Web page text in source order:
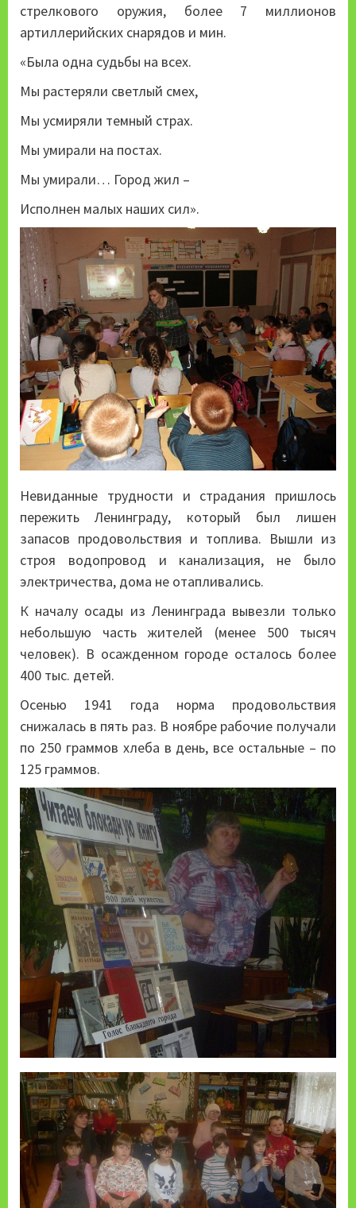
стрелкового оружия, более 7 миллионов
артиллерийских снарядов и мин.
«Была одна судьбы на всех.
Мы растеряли светлый смех,
Мы усмиряли темный страх.
Мы умирали на постах.
Мы умирали… Город жил –
Исполнен малых наших сил».
Невиданные трудности и страдания пришлось
пережить Ленинграду, который был лишен
запасов продовольствия и топлива. Вышли из
строя водопровод и канализация, не было
электричества, дома не отапливались.
К началу осады из Ленинграда вывезли только
небольшую часть жителей (менее 500 тысяч
человек). В осажденном городе осталось более
400 тыс. детей.
Осенью 1941 года норма продовольствия
снижалась в пять раз. В ноябре рабочие получали
по 250 граммов хлеба в день, все остальные – по
125 граммов.